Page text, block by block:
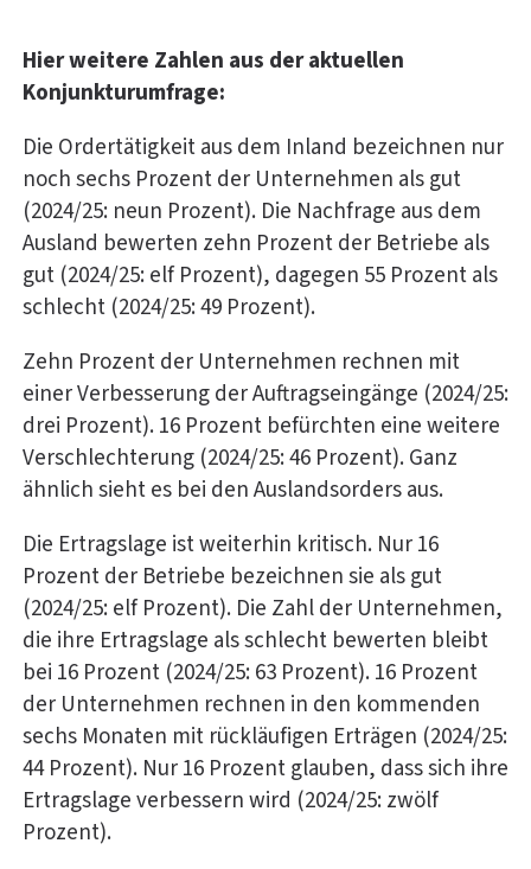
Hier weitere Zahlen aus der aktuellen
Konjunkturumfrage:
Die Ordertätigkeit aus dem Inland bezeichnen nur
noch sechs Prozent der Unternehmen als gut
(2024/25: neun Prozent). Die Nachfrage aus dem
Ausland bewerten zehn Prozent der Betriebe als
gut (2024/25: elf Prozent), dagegen 55 Prozent als
schlecht (2024/25: 49 Prozent).
Zehn Prozent der Unternehmen rechnen mit
einer Verbesserung der Auftragseingänge (2024/25:
drei Prozent). 16 Prozent befürchten eine weitere
Verschlechterung (2024/25: 46 Prozent). Ganz
ähnlich sieht es bei den Auslandsorders aus.
Die Ertragslage ist weiterhin kritisch. Nur 16
Prozent der Betriebe bezeichnen sie als gut
(2024/25: elf Prozent). Die Zahl der Unternehmen,
die ihre Ertragslage als schlecht bewerten bleibt
bei 16 Prozent (2024/25: 63 Prozent). 16 Prozent
der Unternehmen rechnen in den kommenden
sechs Monaten mit rückläufigen Erträgen (2024/25:
44 Prozent). Nur 16 Prozent glauben, dass sich ihre
Ertragslage verbessern wird (2024/25: zwölf
Prozent).